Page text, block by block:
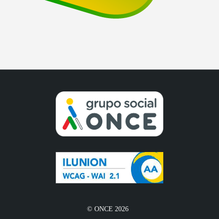
© ONCE 2026